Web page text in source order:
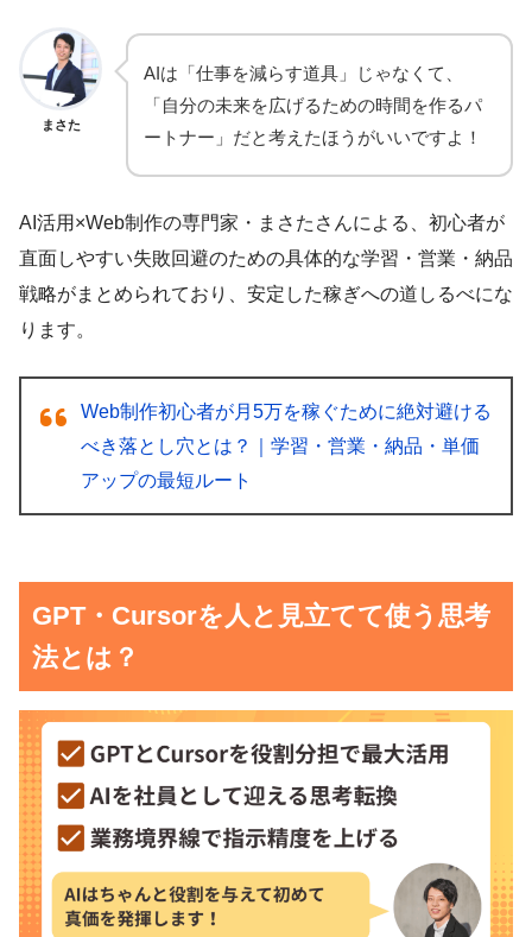
まさた
AIは「仕事を減らす道具」じゃなくて、
「自分の未来を広げるための時間を作るパ
ートナー」だと考えたほうがいいですよ！
AI活用×Web制作の専門家・まさたさんによる、初心者が
直面しやすい失敗回避のための具体的な学習・営業・納品
戦略がまとめられており、安定した稼ぎへの道しるべにな
ります。
Web制作初心者が月5万を稼ぐために絶対避ける
べき落とし穴とは？｜学習・営業・納品・単価
アップの最短ルート
GPT・Cursorを人と見立てて使う思考
法とは？